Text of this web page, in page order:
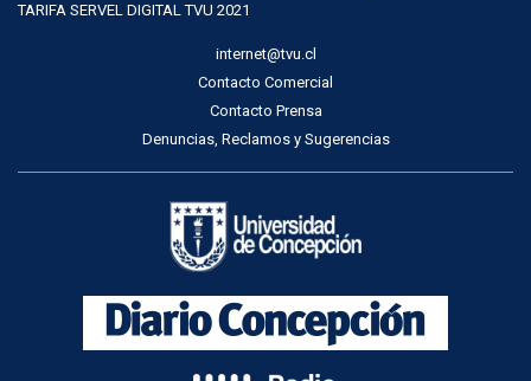
TARIFA SERVEL DIGITAL TVU 2021
internet@tvu.cl
Contacto Comercial
Contacto Prensa
Denuncias, Reclamos y Sugerencias